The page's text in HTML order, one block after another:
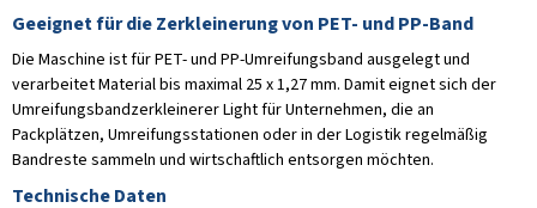
Geeignet für die Zerkleinerung von PET- und PP-Band
Die Maschine ist für PET- und PP-Umreifungsband ausgelegt und
verarbeitet Material bis maximal 25 x 1,27 mm. Damit eignet sich der
Umreifungsbandzerkleinerer Light für Unternehmen, die an
Packplätzen, Umreifungsstationen oder in der Logistik regelmäßig
Bandreste sammeln und wirtschaftlich entsorgen möchten.
Technische Daten